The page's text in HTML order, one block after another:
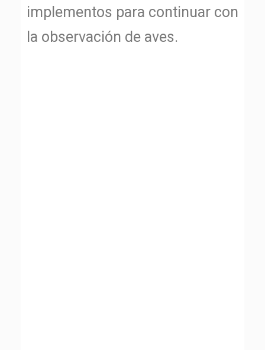
implementos para continuar con
la observación de aves.